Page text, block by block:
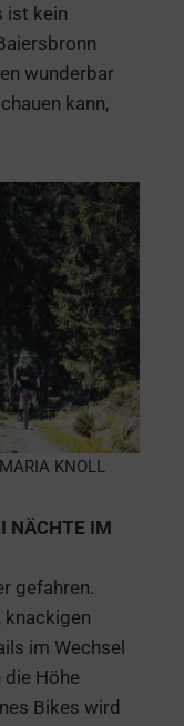
ist kein
wunderbar
kann,
KNOLL
NÄCHTE IM
gefahren.
knackigen
im Wechsel
die Höhe
Bikes wird